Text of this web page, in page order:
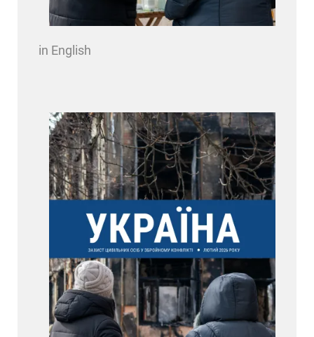
in English